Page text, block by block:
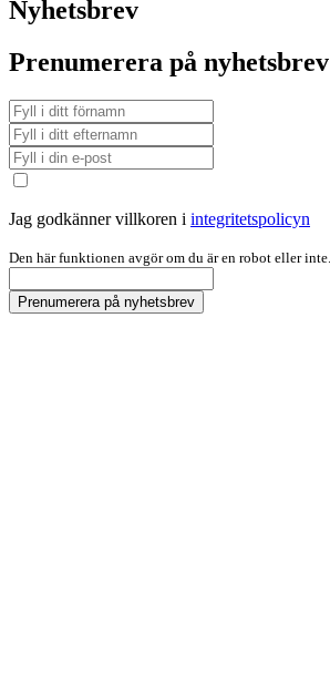
Nyhetsbrev
Prenumerera på nyhetsbrev
Jag godkänner villkoren i integritetspolicyn
Den här funktionen avgör om du är en robot eller inte.